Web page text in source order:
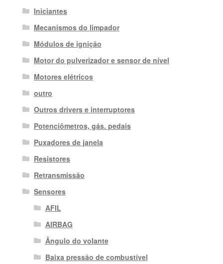
Iniciantes
Mecanismos do limpador
Módulos de ignição
Motor do pulverizador e sensor de nível
Motores elétricos
outro
Outros drivers e interruptores
Potenciômetros, gás. pedais
Puxadores de janela
Resistores
Retransmissão
Sensores
AFIL
AIRBAG
Ângulo do volante
Baixa pressão de combustível